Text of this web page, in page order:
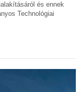
és ennek
Technológiai